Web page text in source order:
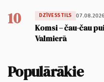
10 DZĪVESSTILS
Komsi – čau-čau
Valmierā
Populārākie